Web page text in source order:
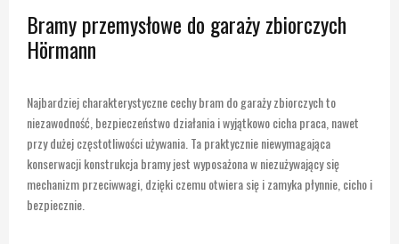
Bramy przemysłowe do garaży zbiorczych
Hörmann
Najbardziej charakterystyczne cechy bram do garaży zbiorczych to
niezawodność, bezpieczeństwo działania i wyjątkowo cicha praca, nawet
przy dużej częstotliwości używania. Ta praktycznie niewymagająca
konserwacji konstrukcja bramy jest wyposażona w niezużywający się
mechanizm przeciwwagi, dzięki czemu otwiera się i zamyka płynnie, cicho i
bezpiecznie.